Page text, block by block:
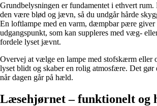
Grundbelysningen er fundamentet i ethvert rum.
den være blød og jævn, så du undgår hårde
En loftlampe med en varm, dæmpbar pære giver
udgangspunkt, som kan suppleres med væg-
fordele lyset jævnt.
Overvej at vælge en lampe med stofskærm eller
lyset blidt og skaber en rolig atmosfære. Det gør
når dagen går på hæld.
Læsehjørnet – funktionelt og